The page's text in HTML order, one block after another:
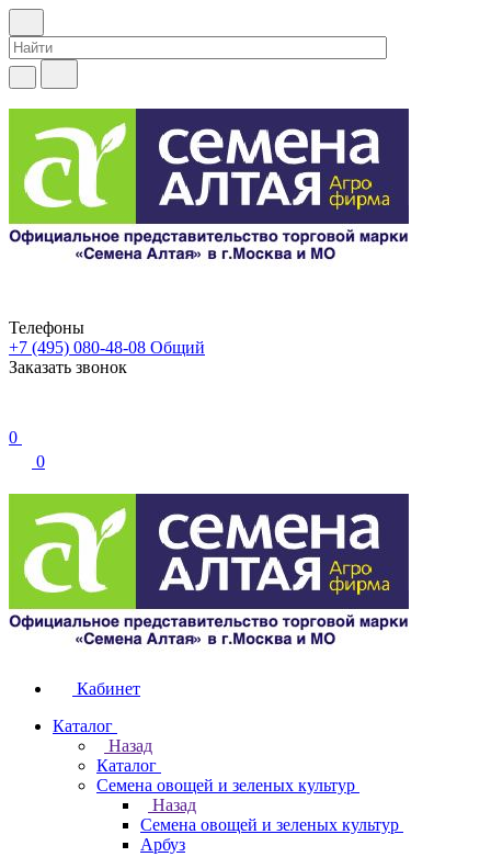
Телефоны
+7 (495) 080-48-08 Общий
Заказать звонок
0
0
Кабинет
Каталог
Назад
Каталог
Семена овощей и зеленых культур
Назад
Семена овощей и зеленых культур
Арбуз